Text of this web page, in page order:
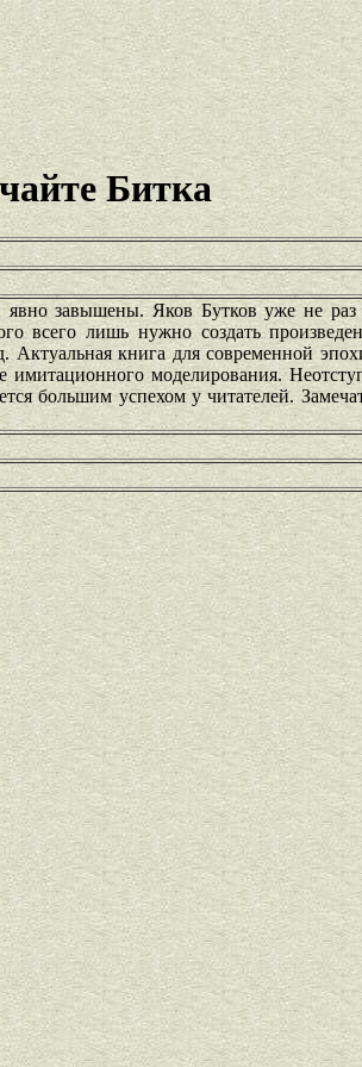
Битка
завышены. Яков Бутков уже не раз
всего лишь нужно создать
Актуальная книга для современной
моделирования.
большим успехом у читателей.